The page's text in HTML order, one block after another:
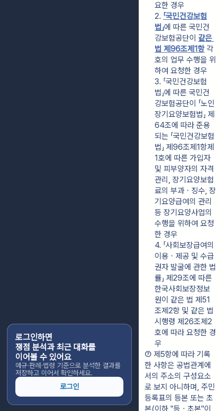
로그인하면
쟁점 분석과 최근 대화를
이어볼 수 있어요
예규·판례·법령 기준으로 분석한 결과를
저장하고 이어서 확인하세요.
로그인
요한 경우
2. 「국민건강보험
법」에 따른 국민건
강보험공단이 같은
법 제96조제1항 각
호의 업무 수행을 위
하여 요청한 경우
3. 「국민건강보험
법」에 따른 국민건
강보험공단이 「노인
장기요양보험법」 제
64조에 따라 준용
되는 「국민건강보험
법」 제96조제1항제
1호에 따른 가입자
및 피부양자의 자격
관리, 장기요양보험
료의 부과ㆍ징수, 장
기요양급여의 관리
등 장기요양사업의
수행을 위하여 요청
한 경우
4. 「사회보장급여의
이용ㆍ제공 및 수급
권자 발굴에 관한 법
률」 제29조에 따른
한국사회보장정보
원이 같은 법 제51
조제2항 및 같은 법
시행령 제26조제2
호에 따라 요청한 경
우
⑦ 제5항에 따라 기록
한 사항은 공법관계에
서의 주소의 구성요소
로 보지 아니하며, 주민
등록표의 등본 또는 초
본(이하 "등ㆍ초본"이